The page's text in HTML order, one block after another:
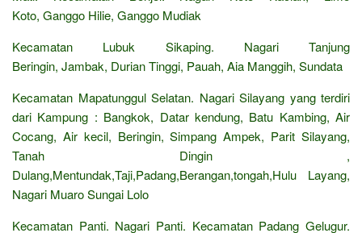
Koto, Ganggo Hilie, Ganggo Mudiak
Kecamatan Lubuk Sikaping. Nagari Tanjung
Beringin, Jambak, Durian Tinggi, Pauah, Aia Manggih, Sundata
Kecamatan Mapatunggul Selatan. Nagari Silayang yang terdiri
dari Kampung : Bangkok, Datar kendung, Batu Kambing, Air
Cocang, Air kecil, Beringin, Simpang Ampek, Parit Silayang,
Tanah Dingin ,
Dulang,Mentundak,Taji,Padang,Berangan,tongah,Hulu Layang,
Nagari Muaro Sungai Lolo
Kecamatan Panti. Nagari Panti. Kecamatan Padang Gelugur.